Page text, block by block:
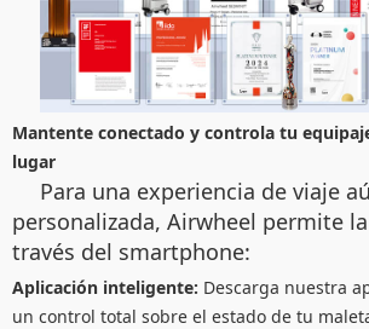
Mantente conectado y controla tu
lugar
Para una experiencia de viaje
personalizada, Airwheel permite
través del smartphone:
Aplicación inteligente: Descarga nuestra
un control total sobre el estado de tu